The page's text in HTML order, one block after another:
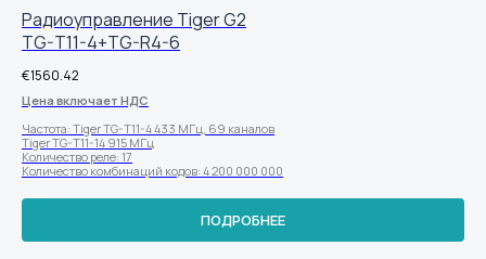
Радиоуправление Tiger G2
TG-T11-4+TG-R4-6
€1560.42
Цена включает НДС
Частота: Tiger TG-T11-4 433 МГц, 69 каналов
Tiger TG-T11-14 915 МГц
Количество реле: 17
Количество комбинаций кодов: 4 200 000 000
ПОДРОБНЕЕ